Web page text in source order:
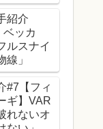
紹介
ッカ
ルスナイ
線」
#7【フィ
ギ】VAR
れないオ